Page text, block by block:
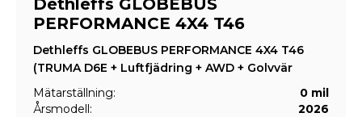
Dethleffs GLOBEBUS
PERFORMANCE 4X4 T46
Dethleffs GLOBEBUS PERFORMANCE 4X4 T46
(TRUMA D6E + Luftfjädring + AWD + Golvvär
Mätarställning:
0 mil
Årsmodell:
2026